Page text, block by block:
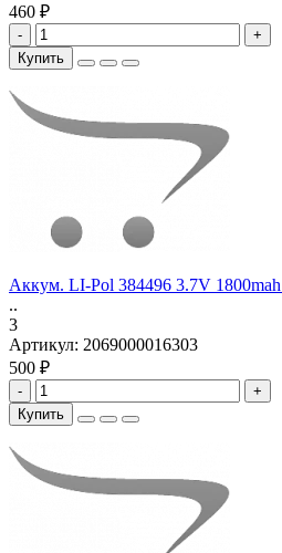
460 ₽
-
+
Купить
Аккум. LI-Pol 384496 3.7V 1800mah
..
3
Артикул: 2069000016303
500 ₽
-
+
Купить